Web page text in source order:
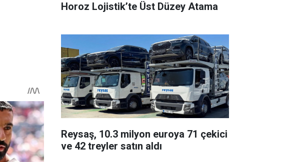
Horoz Lojistik’te Üst Düzey Atama
Reysaş, 10.3 milyon euroya 71 çekici
ve 42 treyler satın aldı